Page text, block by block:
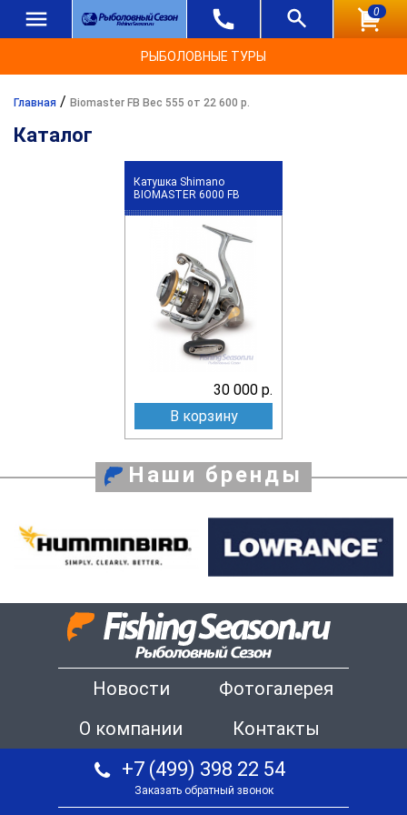
0
РЫБОЛОВНЫЕ ТУРЫ
Главная / Biomaster FB Вес 555 от 22 600 р.
Каталог
Катушка Shimano
BIOMASTER 6000 FB
30 000 р.
В корзину
Наши бренды
Новости
Фотогалерея
О компании
Контакты
+7 (499) 398 22 54
Заказать обратный звонок